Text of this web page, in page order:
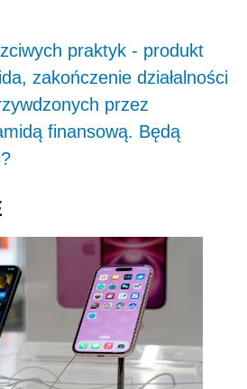
praktyk - produkt
zakończenie działalności
przez
finansową. Będą